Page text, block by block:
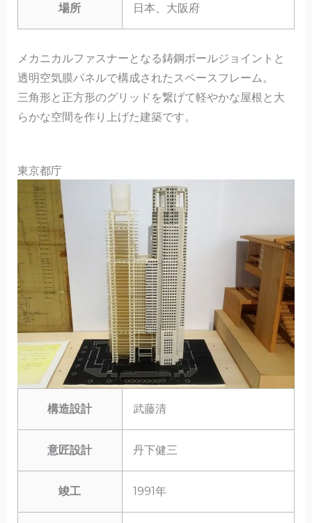
場所 日本、大阪府
メカニカルファスナーとなる鋳鋼ボールジョイントと
透明空気膜パネルで構成されたスペースフレーム。
三角形と正方形のグリッドを繋げて軽やかな屋根と大
らかな空間を作り上げた建築です。
東京都庁
構造設計 武藤清
意匠設計 丹下健三
竣工 1991年